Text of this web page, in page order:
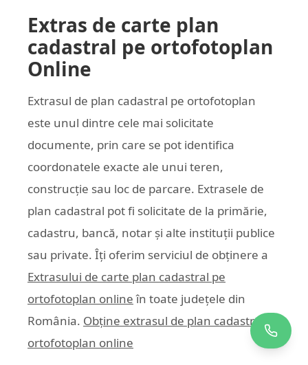
Extras de carte plan
cadastral pe ortofotoplan
Online
Extrasul de plan cadastral pe ortofotoplan
este unul dintre cele mai solicitate
documente, prin care se pot identifica
coordonatele exacte ale unui teren,
construcție sau loc de parcare. Extrasele de
plan cadastral pot fi solicitate de la primărie,
cadastru, bancă, notar și alte instituții publice
sau private. Îți oferim serviciul de obținere a
Extrasului de carte plan cadastral pe
ortofotoplan online în toate județele din
România. Obține extrasul de plan cadastral pe
ortofotoplan online